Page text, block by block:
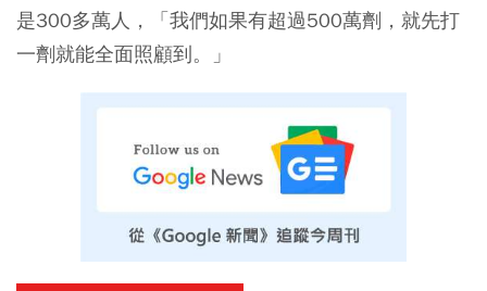
是300多萬人，「我們如果有超過500萬劑，就先打
一劑就能全面照顧到。」